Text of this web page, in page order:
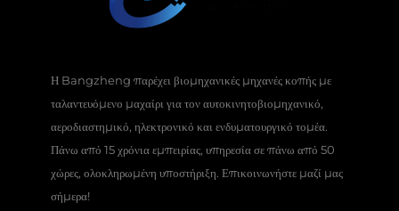
Η Bangzheng παρέχει βιομηχανικές μηχανές κοπής με
ταλαντευόμενο μαχαίρι για τον αυτοκινητοβιομηχανικό,
αεροδιαστημικό, ηλεκτρονικό και ενδυματουργικό τομέα.
Πάνω από 15 χρόνια εμπειρίας, υπηρεσία σε πάνω από 50
χώρες, ολοκληρωμένη υποστήριξη. Επικοινωνήστε μαζί μας
σήμερα!